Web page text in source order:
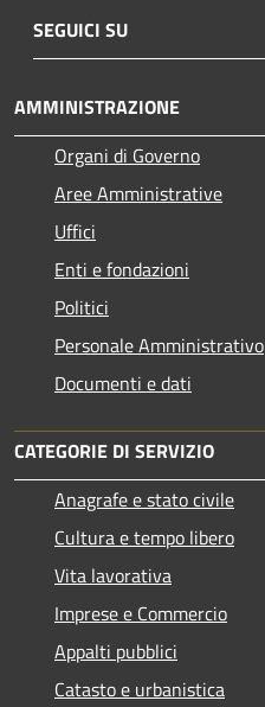
SEGUICI SU
AMMINISTRAZIONE
Organi di Governo
Aree Amministrative
Uffici
Enti e fondazioni
Politici
Personale Amministrativo
Documenti e dati
CATEGORIE DI SERVIZIO
Anagrafe e stato civile
Cultura e tempo libero
Vita lavorativa
Imprese e Commercio
Appalti pubblici
Catasto e urbanistica